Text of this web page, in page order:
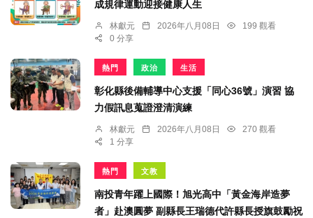
成規律運動迎接健康人生
林獻元 2026年八月08日
199 觀看
0 分享
熱門 政治 生活
彰化縣後備輔導中心支援「同心36號」演習 協
力假訊息蒐證澄清演練
林獻元 2026年八月08日
270 觀看
1 分享
熱門 文教
南投青年躍上國際！旭光高中「黃金海岸造夢
者」赴澳圓夢 副縣長王瑞德代許縣長授旗鼓勵祝